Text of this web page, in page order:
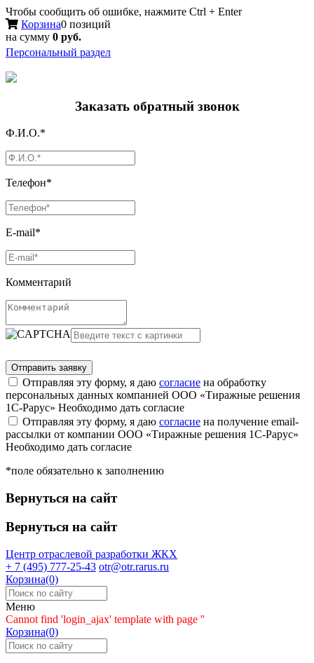
Чтобы сообщить об ошибке, нажмите Ctrl + Enter
Корзина0 позиций
на сумму 0 руб.
Персональный раздел
Заказать обратный звонок
Ф.И.О.*
Телефон*
E-mail*
Комментарий
Отправляя эту форму, я даю согласие на обработку
персональных данных компанией ООО «Тиражные решения
1С-Рарус» Необходимо дать согласие
Отправляя эту форму, я даю согласие на получение email-
рассылки от компании ООО «Тиражные решения 1С-Рарус»
Необходимо дать согласие
*поле обязательно к заполнению
Вернуться на сайт
Вернуться на сайт
Центр отраслевой разработки ЖКХ
+ 7 (495) 777-25-43 otr@otr.rarus.ru
Корзина(0)
Меню
Cannot find 'login_ajax' template with page ''
Корзина(0)